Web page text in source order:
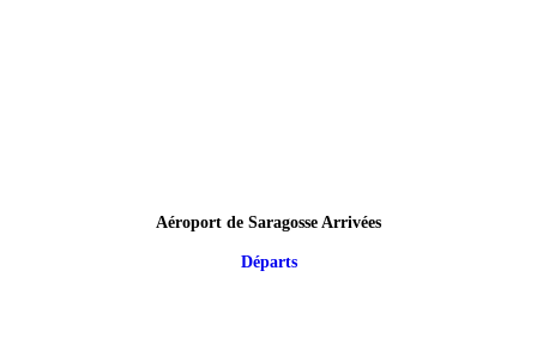
Aéroport de Saragosse Arrivées
Départs